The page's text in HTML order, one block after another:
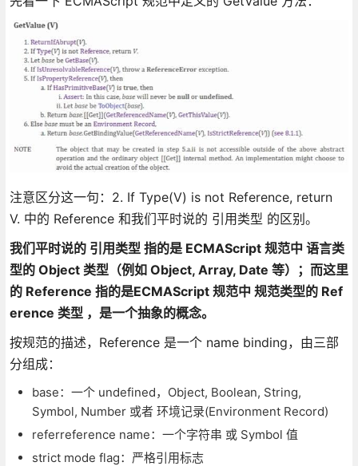
注意区分这一句：2. If Type(V) is not Reference, return
V. 中的 Reference 和我们平时说的 引用类型 的区别。
我们平时说的 引用类型 指的是 ECMAScript 规范中 语言类
型的 Object 类型（例如 Object, Array, Date 等）；而这里
的 Reference 指的是ECMAScript 规范中 规范类型的 Ref
erence 类型 ，是一个抽象的概念。
按规范的描述，Reference 是一个 name binding，由三部
分组成：
base：一个 undefined，Object, Boolean, String,
Symbol, Number 或者 环境记录(Environment Record)
referreference name：一个字符串 或 Symbol 值
strict mode flag：严格引用标志